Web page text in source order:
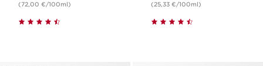
(72,00 €/100ml) (25,33 €/100ml)